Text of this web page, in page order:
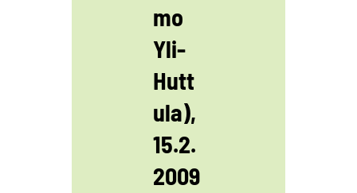
mo
Yli-
Hutt
ula),
15.2.
2009